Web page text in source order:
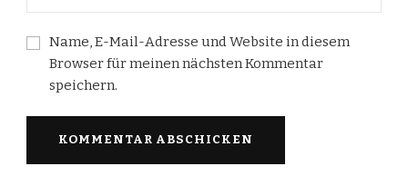
Name, E-Mail-Adresse und Website in diesem
Browser für meinen nächsten Kommentar
speichern.